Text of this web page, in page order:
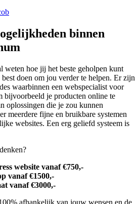
binnen
weten hoe jij het beste geholpen kunt
doen om jou verder te helpen. Er zijn
waarbinnen een webspecialist voor
bijvoorbeeld je producten online te
oplossingen die je zou kunnen
meerdere fijne en bruikbare systemen
websites. Een erg geliefd systeem is
website vanaf €750,-
vanaf €1500,-
vanaf €3000,-
afhankelijk van jouw wensen en de